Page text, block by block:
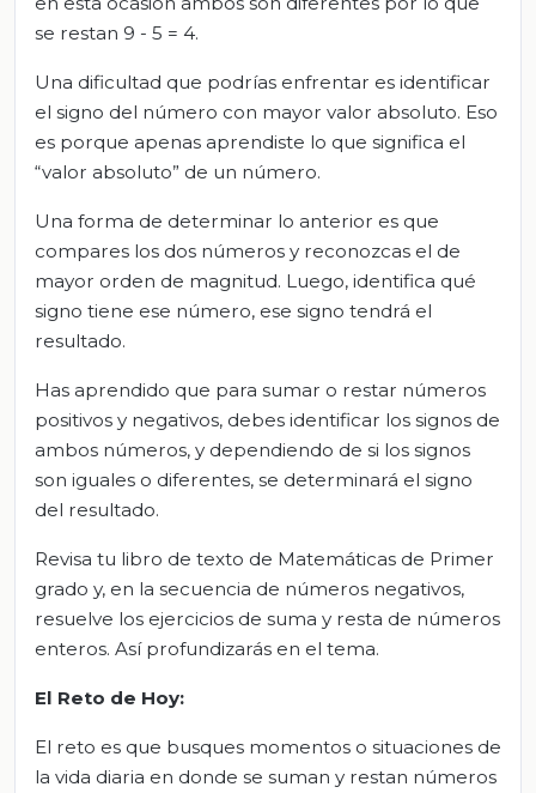
se restan 9 - 5 = 4.
Una dificultad que podrías enfrentar es identificar
el signo del número con mayor valor absoluto. Eso
es porque apenas aprendiste lo que significa el
“valor absoluto” de un número.
Una forma de determinar lo anterior es que
compares los dos números y reconozcas el de
mayor orden de magnitud. Luego, identifica qué
signo tiene ese número, ese signo tendrá el
resultado.
Has aprendido que para sumar o restar números
positivos y negativos, debes identificar los signos de
ambos números, y dependiendo de si los signos
son iguales o diferentes, se determinará el signo
del resultado.
Revisa tu libro de texto de Matemáticas de Primer
grado y, en la secuencia de números negativos,
resuelve los ejercicios de suma y resta de números
enteros. Así profundizarás en el tema.
El Reto de Hoy:
El reto es que busques momentos o situaciones de
la vida diaria en donde se suman y restan números